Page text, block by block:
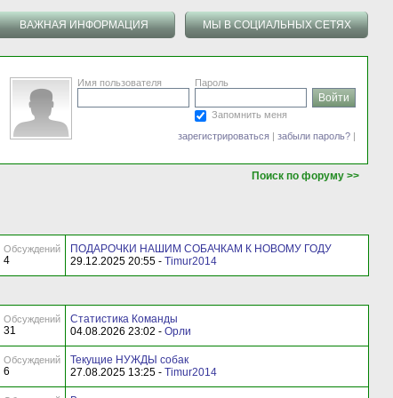
ВАЖНАЯ ИНФОРМАЦИЯ МЫ В СОЦИАЛЬНЫХ СЕТЯХ
Имя пользователя Пароль
Запомнить меня
зарегистрироваться | забыли пароль? |
Поиск по форуму >>
Обсуждений
4
ПОДАРОЧКИ НАШИМ СОБАЧКАМ К НОВОМУ ГОДУ
29.12.2025 20:55 - Timur2014
Обсуждений
31
Статистика Команды
04.08.2026 23:02 - Орли
Обсуждений
6
Текущие НУЖДЫ собак
27.08.2025 13:25 - Timur2014